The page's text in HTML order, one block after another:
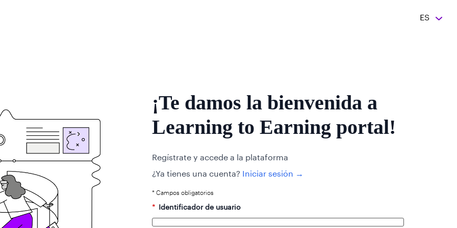
ES
¡Te damos la bienvenida a
Learning to Earning portal!
Regístrate y accede a la plataforma
¿Ya tienes una cuenta? Iniciar sesión →
* Campos obligatorios
* Identificador de usuario